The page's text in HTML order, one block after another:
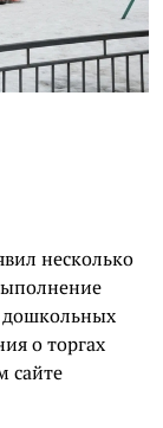
несколько
дошкольных
о торгах
сайте